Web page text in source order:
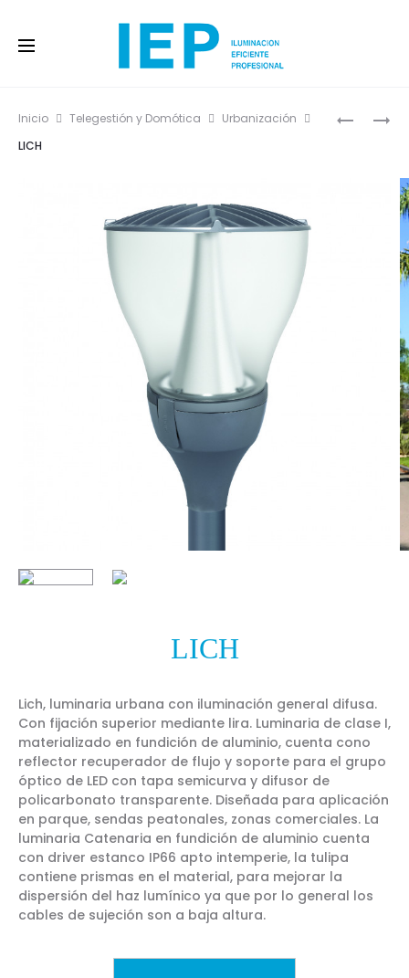
HOLLOW
Inicio Telegestión y Domótica
Urbanización
LICH
LICH
Lich, luminaria urbana con iluminación general difusa.
Con fijación superior mediante lira. Luminaria de clase I,
materializado en fundición de aluminio, cuenta cono
reflector recuperador de flujo y soporte para el grupo
óptico de LED con tapa semicurva y difusor de
policarbonato transparente. Diseñada para aplicación
en parque, sendas peatonales, zonas comerciales. La
luminaria Catenaria en fundición de aluminio cuenta
con driver estanco IP66 apto intemperie, la tulipa
contiene prismas en el material, para mejorar la
dispersión del haz lumínico ya que por lo general los
cables de sujeción son a baja altura.